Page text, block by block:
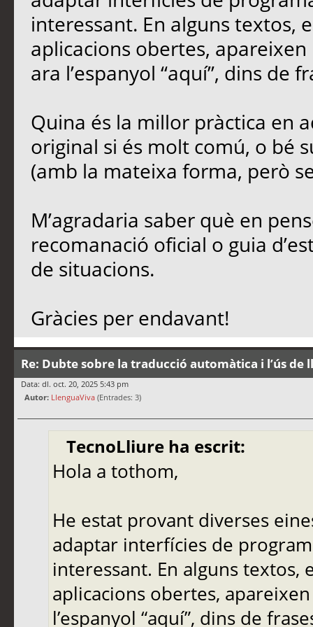
interessant. En alguns textos,
aplicacions obertes,
ara l’espanyol “aquí”, dins de
Quina és la millor pràctica en
original si és molt comú, o bé
(amb la mateixa forma, però
M’agradaria saber què en
recomanació oficial o guia
de situacions.
Gràcies per endavant!
Re: Dubte sobre la traducció automàtica i l’ús de
Data: dl. oct. 20, 2025 5:43 pm
Autor: LlenguaViva (Entrades: 3)
TecnoLliure ha escrit:
Hola a tothom,
He estat provant diverses
adaptar interfícies de
interessant. En alguns
aplicacions obertes,
l’espanyol “aquí”, dins de